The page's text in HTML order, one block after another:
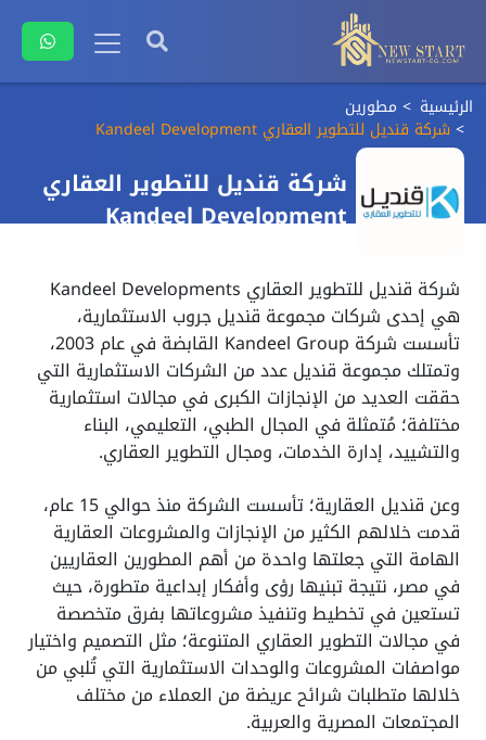
الرئيسية مطورين
شركة قنديل للتطوير العقاري Kandeel Development
شركة قنديل للتطوير العقاري
Kandeel Development
شركة قنديل للتطوير العقاري Kandeel Developments
هي إحدى شركات مجموعة قنديل جروب الاستثمارية،
تأسست شركة Kandeel Group القابضة في عام 2003،
وتمتلك مجموعة قنديل عدد من الشركات الاستثمارية التي
حققت العديد من الإنجازات الكبرى في مجالات استثمارية
مختلفة؛ مُتمثلة في المجال الطبي، التعليمي، البناء
والتشييد، إدارة الخدمات، ومجال التطوير العقاري.
وعن قنديل العقارية؛ تأسست الشركة منذ حوالي 15 عام،
قدمت خلالهم الكثير من الإنجازات والمشروعات العقارية
الهامة التي جعلتها واحدة من أهم المطورين العقاريين
في مصر، نتيجة تبنيها رؤى وأفكار إبداعية متطورة، حيث
تستعين في تخطيط وتنفيذ مشروعاتها بفرق متخصصة
في مجالات التطوير العقاري المتنوعة؛ مثل التصميم واختيار
مواصفات المشروعات والوحدات الاستثمارية التي تُلبي من
خلالها متطلبات شرائح عريضة من العملاء من مختلف
المجتمعات المصرية والعربية.